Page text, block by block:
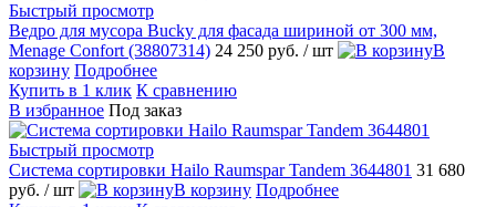
Быстрый просмотр
Ведро для мусора Bucky для фасада шириной от 300 мм,
Menage Confort (38807314) 24 250 руб. / шт
В
корзину Подробнее
Купить в 1 клик К сравнению
В избранное Под заказ
Быстрый просмотр
Система сортировки Hailo Raumspar Tandem 3644801 31 680
руб. / шт В корзину Подробнее